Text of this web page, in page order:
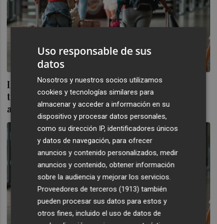
La Comunitat Valenciana recibe más de
tres millones de turistas extranjeros hasta
abril
Uso responsable de sus
datos
Nosotros y nuestros socios utilizamos
cookies y tecnologías similares para
almacenar y acceder a información en su
dispositivo y procesar datos personales,
como su dirección IP, identificadores únicos
y datos de navegación, para ofrecer
anuncios y contenido personalizados, medir
anuncios y contenido, obtener información
sobre la audiencia y mejorar los servicios.
Proveedores de terceros (1913) también
pueden procesar sus datos para estos y
otros fines, incluido el uso de datos de